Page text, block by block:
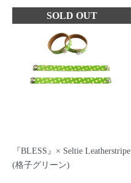
『BLESS』× Seltie Leatherstripe
(格子グリーン)